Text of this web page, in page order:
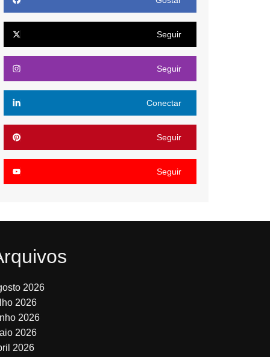
Seguir
Seguir
Conectar
Seguir
Seguir
2026
2026
2026
2026
2026